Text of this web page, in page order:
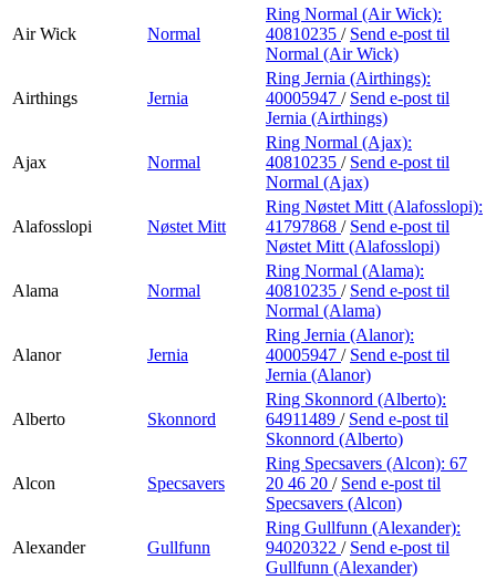
Air Wick Normal
Ring Normal (Air Wick):
40810235 / Send e-post til
Normal (Air Wick)
Airthings Jernia
Ring Jernia (Airthings):
40005947 / Send e-post til
Jernia (Airthings)
Ajax Normal
Ring Normal (Ajax):
40810235 / Send e-post til
Normal (Ajax)
Alafosslopi Nøstet Mitt
Ring Nøstet Mitt (Alafosslopi):
41797868 / Send e-post til
Nøstet Mitt (Alafosslopi)
Alama Normal
Ring Normal (Alama):
40810235 / Send e-post til
Normal (Alama)
Alanor Jernia
Ring Jernia (Alanor):
40005947 / Send e-post til
Jernia (Alanor)
Alberto Skonnord
Ring Skonnord (Alberto):
64911489 / Send e-post til
Skonnord (Alberto)
Alcon Specsavers
Ring Specsavers (Alcon): 67
20 46 20 / Send e-post til
Specsavers (Alcon)
Alexander Gullfunn
Ring Gullfunn (Alexander):
94020322 / Send e-post til
Gullfunn (Alexander)